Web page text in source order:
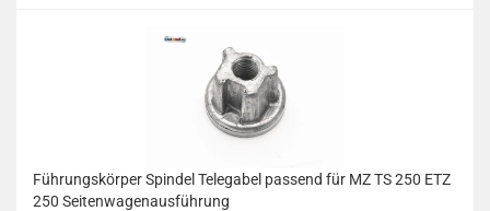
Führungskörper Spindel Telegabel passend für MZ TS 250 ETZ
250 Seitenwagenausführung